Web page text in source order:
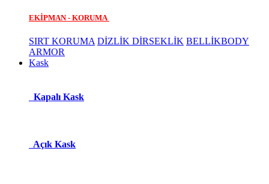
EKİPMAN - KORUMA
SIRT KORUMA DİZLİK DİRSEKLİK BELLİKBODY
ARMOR
Kask
Kapalı Kask
Açık Kask